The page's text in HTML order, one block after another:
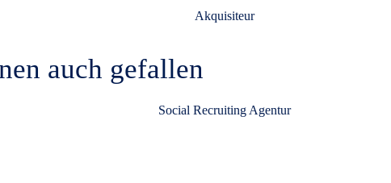
auch gefallen